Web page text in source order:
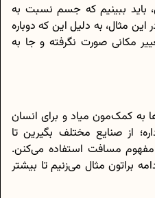
باید ببینیم که جسم نسبت به
این مثال، به دلیل این که دوباره
مکانی صورت نگرفته و جا به
به کمک‌مون میاد و برای انسان
از صنایع مختلف بگیرین تا
مسافت استفاده می‌کنن.
براتون مثال می‌زنیم تا بیشتر